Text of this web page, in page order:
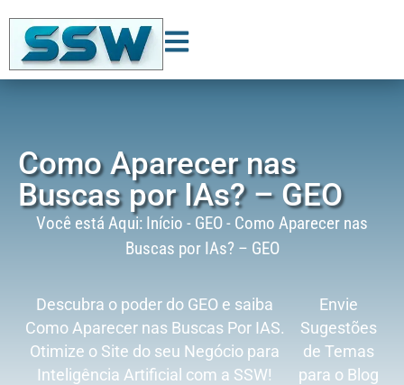
Como Aparecer nas
Buscas por IAs? – GEO
Você está Aqui: Início - GEO- Como Aparecer nas
Buscas por IAs? – GEO
Descubra o poder do GEO e saiba
Como Aparecer nas Buscas Por IAS.
Otimize o Site do seu Negócio para
Inteligência Artificial com a SSW!
Envie
Sugestões
de Temas
para o Blog